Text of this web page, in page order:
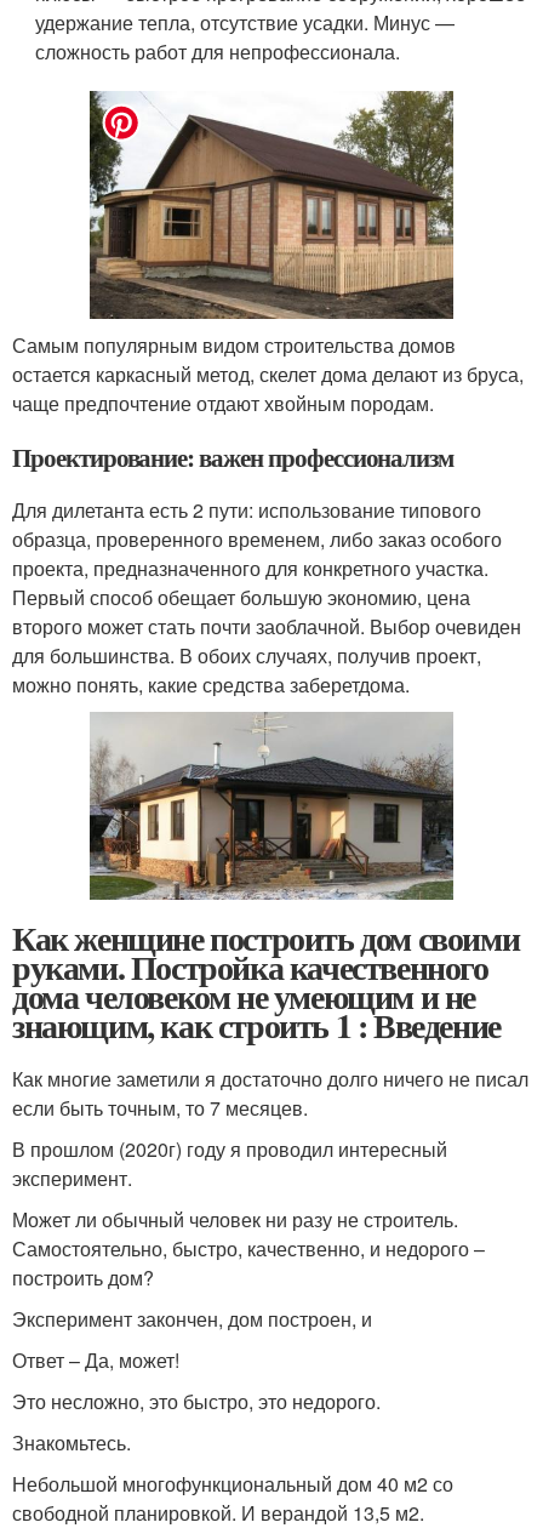
удержание тепла, отсутствие усадки. Минус —
сложность работ для непрофессионала.
Самым популярным видом строительства домов
остается каркасный метод, скелет дома делают из бруса,
чаще предпочтение отдают хвойным породам.
Проектирование: важен профессионализм
Для дилетанта есть 2 пути: использование типового
образца, проверенного временем, либо заказ особого
проекта, предназначенного для конкретного участка.
Первый способ обещает большую экономию, цена
второго может стать почти заоблачной. Выбор очевиден
для большинства. В обоих случаях, получив проект,
можно понять, какие средства заберетдома.
Как женщине построить дом своими
руками. Постройка качественного
дома человеком не умеющим и не
знающим, как строить 1 : Введение
Как многие заметили я достаточно долго ничего не писал
если быть точным, то 7 месяцев.
В прошлом (2020г) году я проводил интересный
эксперимент.
Может ли обычный человек ни разу не строитель.
Самостоятельно, быстро, качественно, и недорого –
построить дом?
Эксперимент закончен, дом построен, и
Ответ – Да, может!
Это несложно, это быстро, это недорого.
Знакомьтесь.
Небольшой многофункциональный дом 40 м2 со
свободной планировкой. И верандой 13,5 м2.